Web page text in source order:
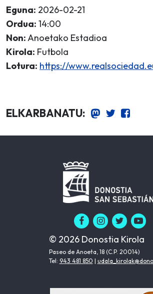
Eguna: 2026-02-21
Ordua: 14:00
Non:Anoetako Estadioa
Kirola: Futbola
Lotura: https://
ELKARBANATU:
© 2026 Donostia Kirola
Paseo de Anoeta, 18 (C.P. 20014)
Tel: 943 481 850 |